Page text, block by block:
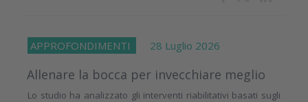
APPROFONDIMENTI 28 Luglio 2026
Allenare la bocca per invecchiare meglio
Lo studio ha analizzato gli interventi riabilitativi basati sugli